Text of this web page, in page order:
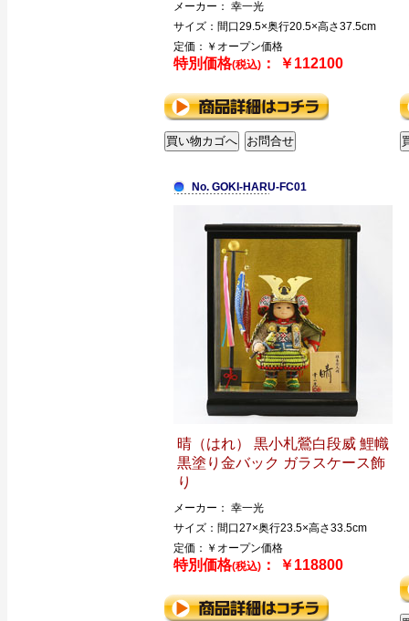
メーカー： 幸一光
サイズ：間口29.5×奥行20.5×高さ37.5cm
定価：￥オープン価格
特別価格(税込)： ￥112100
No. GOKI-HARU-FC01
晴（はれ） 黒小札鶯白段威 鯉幟
黒塗り金バック ガラスケース飾
り
メーカー： 幸一光
サイズ：間口27×奥行23.5×高さ33.5cm
定価：￥オープン価格
特別価格(税込)： ￥118800